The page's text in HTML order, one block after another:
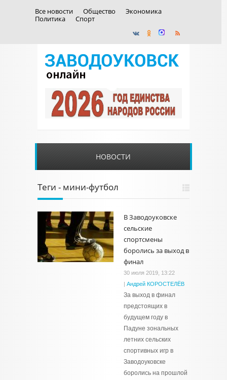
Все новости Общество
Экономика
Политика
Спорт
НОВОСТИ
Теги - мини-футбол
В Заводоуковске
сельские
спортсмены
боролись за выход в
финал
30 июля 2019, 13:22
| Андрей КОРОСТЕЛЁВ
За выход в финал
предстоящих в
будущем году в
Падуне зональных
летних сельских
спортивных игр в
Заводоуковске
боролись на прошлой